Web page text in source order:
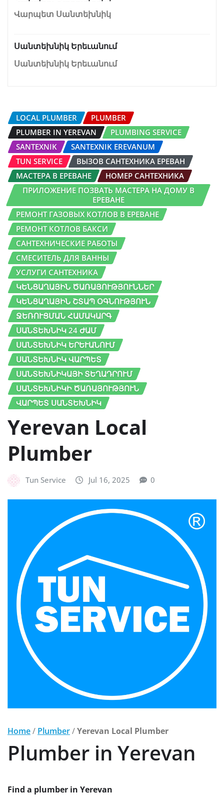
Վարպետ Սանտեխնիկ
Սանտեխնիկ Երեւանում
Սանտեխնիկ Երեւանում
LOCAL PLUMBER
PLUMBER
PLUMBER IN YEREVAN
PLUMBING SERVICE
SANTEXNIK
SANTEXNIK EREVANUM
TUN SERVICE
ВЫЗОВ САНТЕХНИКА ЕРЕВАН
МАСТЕРА В ЕРЕВАНЕ
НОМЕР САНТЕХНИКА
ПРИЛОЖЕНИЕ ПОЗВАТЬ МАСТЕРА НА ДОМУ В
ЕРЕВАНЕ
РЕМОНТ ГАЗОВЫХ КОТЛОВ В ЕРЕВАНЕ
РЕМОНТ КОТЛОВ БАКСИ
САНТЕХНИЧЕСКИЕ РАБОТЫ
СМЕСИТЕЛЬ ДЛЯ ВАННЫ
УСЛУГИ САНТЕХНИКА
ԿԵՆՑԱՂԱՅԻՆ ԾԱՌԱՅՈՒԹՅՈՒՆՆԵՐ
ԿԵՆՑԱՂԱՅԻՆ ՇՏԱՊ ՕԳՆՈՒԹՅՈՒՆ
ՋԵՌՈՒՑՄԱՆ ՀԱՄԱԿԱՐԳ
ՍԱՆՏԵԽՆԻԿ 24 ԺԱՄ
ՍԱՆՏԵԽՆԻԿ ԵՐԵՒԱՆՈՒՄ
ՍԱՆՏԵԽՆԻԿ ՎԱՐՊԵՏ
ՍԱՆՏԵԽՆԻԿԱՅԻ ՏԵՂԱԴՐՈՒՄ
ՍԱՆՏԵԽՆԻԿԻ ԾԱՌԱՅՈՒԹՅՈՒՆ
ՎԱՐՊԵՏ ՍԱՆՏԵԽՆԻԿ
Yerevan Local
Plumber
Tun Service Jul 16, 2025 0
Home/ Plumber/Yerevan Local Plumber
Plumber in Yerevan
Find a plumber in Yerevan